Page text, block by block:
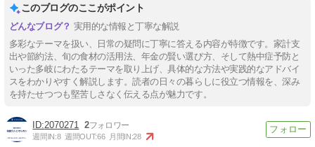
このブログのここがポイント
実用的な情報と丁寧な解説
多彩なテーマを扱い、日常の疑問に丁寧に答える内容が特徴です。家計支
出や節約法、旬の食材の活用法、年金の賢い選び方、そして熱中症予防と
いった多岐にわたるテーマを取り上げ、具体的な方法や実践的なアドバイ
スをわかりやすく解説します。読者の日々の暮らしに役立つ情報を、深み
を持たせつつも堅苦しさなく伝える点が魅力です。
2070271 2
週間IN:8 週間OUT:66 月間IN:28